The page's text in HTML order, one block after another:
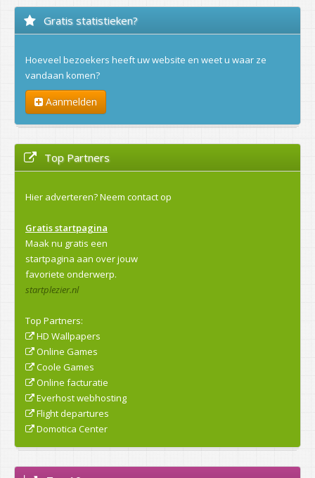
Gratis statistieken?
Hoeveel bezoekers heeft uw website en weet u waar ze
vandaan komen?
Aanmelden
Top Partners
Hier adverteren?Neem contact op
Gratis startpagina
Maak nu gratis een
startpagina aan over jouw
favoriete onderwerp.
startplezier.nl
Top Partners:
HD Wallpapers
Online Games
Coole Games
Online facturatie
Everhost webhosting
Flight departures
Domotica Center